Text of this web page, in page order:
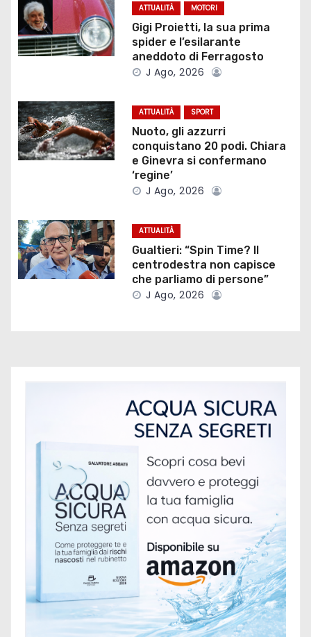
z
i
n
e
a
t
i
c
ATTUALITÀ MOTORI
Gigi Proietti, la sua prima
spider e l’esilarante
aneddoto di Ferragosto
J Ago, 2026
ATTUALITÀ SPORT
Nuoto, gli azzurri
conquistano 20 podi. Chiara
e Ginevra si confermano
‘regine’
J Ago, 2026
ATTUALITÀ
Gualtieri: “Spin Time? Il
centrodestra non capisce
che parliamo di persone”
J Ago, 2026